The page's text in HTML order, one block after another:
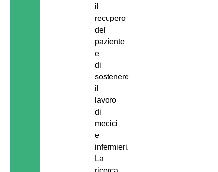
il
recupero
del
paziente
e
di
sostenere
il
lavoro
di
medici
e
infermieri.
La
ricerca